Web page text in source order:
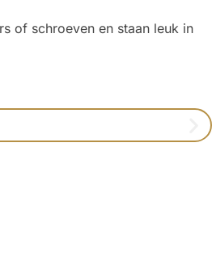
of schroeven en staan leuk in